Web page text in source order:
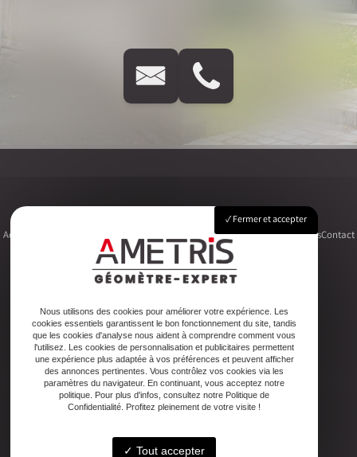
Accueil FoncierUrbanismeCopropriété TopographieAutres activitésContact
Adresse
2ter Cour Xavier Moreau, 33720 Podensac
Téléphone
05 56 27 26 08
Email
Fermer et accepter
Nous utilisons des cookies pour améliorer votre expérience. Les
cookies essentiels garantissent le bon fonctionnement du site, tandis
que les cookies d'analyse nous aident à comprendre comment vous
l'utilisez. Les cookies de personnalisation et publicitaires permettent
une expérience plus adaptée à vos préférences et peuvent afficher
des annonces pertinentes. Vous contrôlez vos cookies via les
paramètres du navigateur. En continuant, vous acceptez notre
politique. Pour plus d'infos, consultez notre Politique de
Confidentialité. Profitez pleinement de votre visite !
Tout accepter